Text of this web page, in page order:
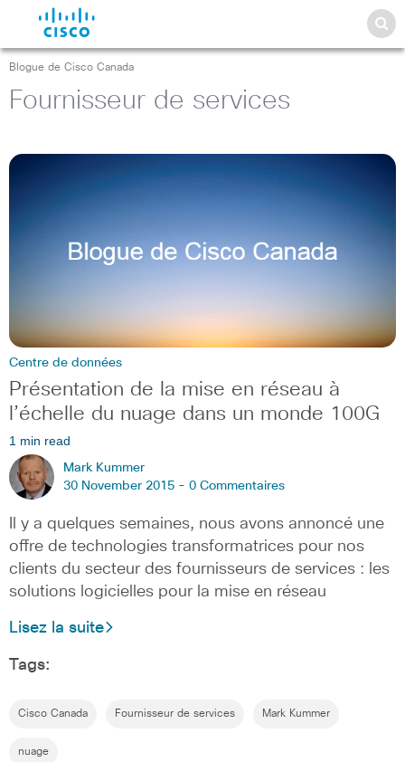
Blogue de Cisco Canada
Fournisseur de services
Centre de données
Présentation de la mise en réseau à
l’échelle du nuage dans un monde 100G
1 min read
Mark Kummer
30 November 2015 - 0 Commentaires
Il y a quelques semaines, nous avons annoncé une
offre de technologies transformatrices pour nos
clients du secteur des fournisseurs de services : les
solutions logicielles pour la mise en réseau
Lisez la suite
Tags:
Cisco Canada Fournisseur de services Mark Kummer
nuage